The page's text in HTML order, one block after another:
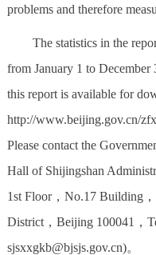
ESPAÑOL
problems and therefore
The statistics in the report
from January 1 to
this report is available for
http://www.beijing.gov.cn/
Please contact the
Hall of Shijingshan
1st Floor，No.17 Building
District，Beijing 100041，
sjsxxgkb@bjsjs.gov.cn)。